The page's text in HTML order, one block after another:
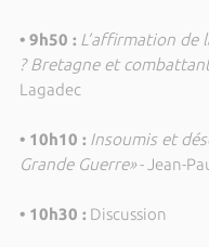
• 9h50 : L’affirmation de
? Bretagne et
Lagadec
• 10h10 : Insoumis et
Grande Guerre»- Jean-
• 10h30 : Discussion